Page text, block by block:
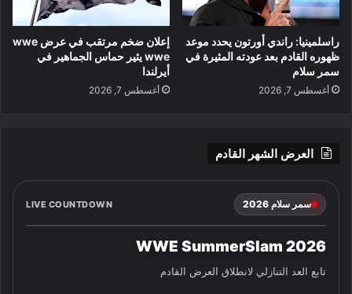
راسلمينيا: راندي أورتون يحدد موعد
ظهوره القادم بعد عودته المثيرة في
سمر سلام
أغسطس 7, 2026
إعلان ضخم مرتقب في عرض wwe
wwe يثير حماس الجماهير في
أيرلندا
أغسطس 7, 2026
العرض الشهر القادم
سمر سلام 2026 LIVE COUNTDOWN
WWE SummerSlam 2026
تابع العد التنازلي لانطلاق العرض القادم